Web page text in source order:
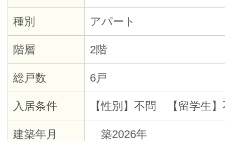
種別 アパート
階層 2階
総戸数 6戸
入居条件 【性別】不問 【留学生】
建築年月 築2026年